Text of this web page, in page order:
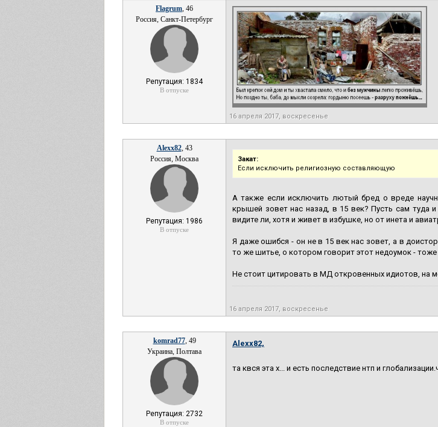
Flagrum, 46
Россия, Санкт-Петербург
Репутация: 1834
В отпуске
16 апреля 2017, воскресенье
Alexx82, 43
Россия, Москва
Репутация: 1986
В отпуске
Закат:
Если исключить религиозную составляющую
А также если исключить лютый бред о вреде
крышей зовет нас назад, в 15 век? Пусть сам туда
видите ли, хотя и живет в избушке, но от инета и
Я даже ошибся - он не в 15 век нас зовет, а в
то же шитье, о котором говорит этот недоумок - тоже
Не стоит цитировать в МД откровенных идиотов, на
16 апреля 2017, воскресенье
komrad77, 49
Украина, Полтава
Репутация: 2732
В отпуске
Alexx82,
та квся эта х... и есть последствие нтп и